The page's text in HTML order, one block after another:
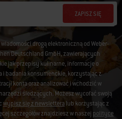
ZAPISZ SIĘ
drogą elektroniczną od Weber-
Deutschland GmbH, zawierających
jak przepisy kulinarne, informacje o
badania konsumenckie, korzystając z
konta oraz analizować i wchodzić w
śledzących. Możesz wycofać swoją
wypisz się z newslettera lub korzystając z
szczegółów znajdziesz w naszej polityce